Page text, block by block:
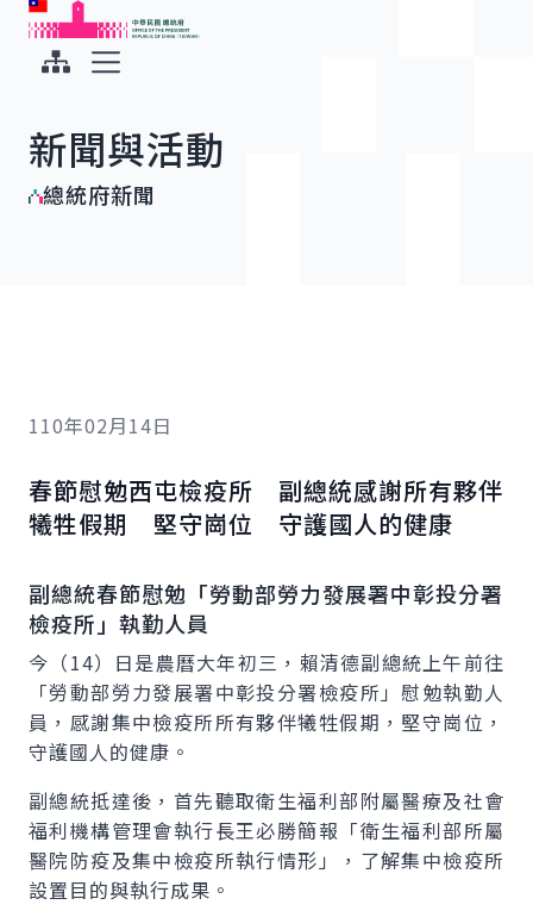
跳到主要內容
中華民國總統府
新聞與活動
總統府新聞
110年02月14日
春節慰勉西屯檢疫所 副總統感謝所有夥伴
犧牲假期 堅守崗位 守護國人的健康
副總統春節慰勉「勞動部勞力發展署中彰投分署
檢疫所」執勤人員
今（14）日是農曆大年初三，賴清德副總統上午前往
「勞動部勞力發展署中彰投分署檢疫所」慰勉執勤人
員，感謝集中檢疫所所有夥伴犧牲假期，堅守崗位，
守護國人的健康。
副總統抵達後，首先聽取衛生福利部附屬醫療及社會
福利機構管理會執行長王必勝簡報「衛生福利部所屬
醫院防疫及集中檢疫所執行情形」，了解集中檢疫所
設置目的與執行成果。